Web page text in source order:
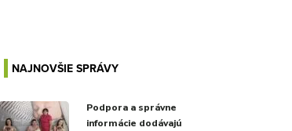
NAJNOVŠIE SPRÁVY
Podpora a správne
informácie dodávajú